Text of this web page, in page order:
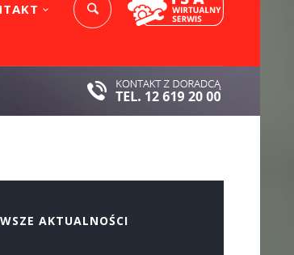
AKTUALNOŚCI